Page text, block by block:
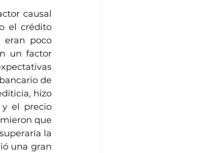
causal
el crédito
eran poco
un factor
de
hizo
el precio
que
la
una gran